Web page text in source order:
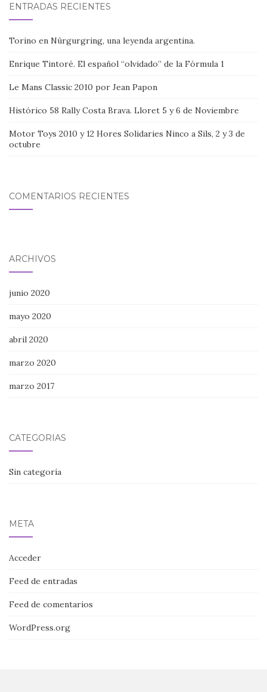
ENTRADAS RECIENTES
Torino en Nürgurgring, una leyenda argentina.
Enrique Tintoré. El español “olvidado” de la Fórmula 1
Le Mans Classic 2010 por Jean Papon
Histórico 58 Rally Costa Brava. Lloret 5 y 6 de Noviembre
Motor Toys 2010 y 12 Hores Solidaries Ninco a Sils, 2 y 3 de
octubre
COMENTARIOS RECIENTES
ARCHIVOS
junio 2020
mayo 2020
abril 2020
marzo 2020
marzo 2017
CATEGORÍAS
Sin categoría
META
Acceder
Feed de entradas
Feed de comentarios
WordPress.org